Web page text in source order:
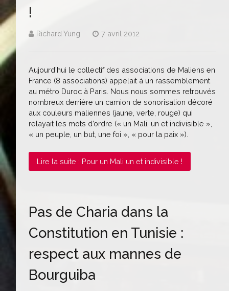
!
Richard Yung 7 avril 2012
Aujourd’hui le collectif des associations de Maliens en
France (8 associations) appelait à un rassemblement
au métro Duroc à Paris. Nous nous sommes retrouvés
nombreux derrière un camion de sonorisation décoré
aux couleurs maliennes (jaune, verte, rouge) qui
relayait les mots d’ordre (« un Mali, un et indivisible »,
« un peuple, un but, une foi », « pour la paix »).
Lire la suite : Pour un Mali un et indivisible !
Pas de Charia dans la
Constitution en Tunisie :
respect aux mannes de
Bourguiba